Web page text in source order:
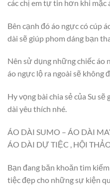
các chị em tự tin hơn khi mặc
Bên cạnh đó áo ngực có cúp
dài sẽ giúp phom dáng bạn
Nên sử dụng những chiếc
áo ngực lộ ra ngoài sẽ không
Hy vọng bài chia sẻ của Su
dài yêu thích nhé.
ÁO DÀI SUMO – ÁO DÀI
ÁO DÀI DỰ TIỆC , HỘI
Bạn đang băn khoăn tìm
tiệc đẹp cho những sự kiện